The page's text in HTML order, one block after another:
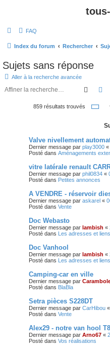
FAQ
Index du forum Rechercher
Sujets sans réponse
Aller à la recherche avancée
859 résultats trouvés
Valve nivellement
Dernier message par play3000 «
Posté dans Aménagements
vitre latérale renault
Dernier message par phil0834 «
Posté dans Petites annonces
A VENDRE - réservoir
Dernier message par askarel «
Posté dans Vente
Doc Webasto
Dernier message par lambish «
Posté dans Les adresses et
Doc Vanhool
Dernier message par lambish «
Posté dans Les adresses et
Camping-car en ville
Dernier message par
Posté dans BlaBla
Setra pièces S228DT
Dernier message par CarHibou «
Posté dans Vente
Alex29 - notre van hool
Dernier message par Arno67 «
Posté dans Vos réalisations